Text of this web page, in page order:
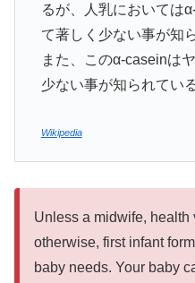
るが、人乳においては
て著しく少ない事が知
また、このα-caseinは
少ない事が知られている
Wikipedia
Unless a midwife, health
otherwise, first infant
baby needs. Your baby